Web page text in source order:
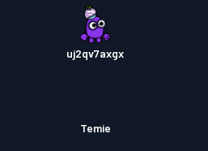
uj2qv7axgx
Temie